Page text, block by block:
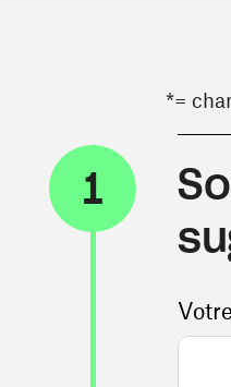
*=
1